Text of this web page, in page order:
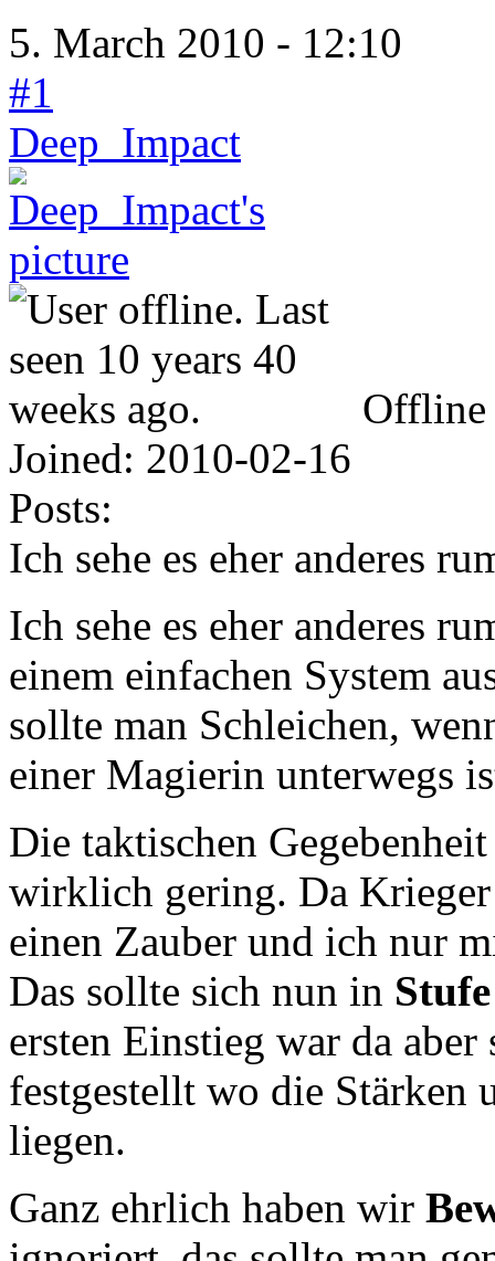
5. March 2010 - 12:10
#1
Deep_Impact
Offline
Joined: 2010-02-16
Posts:
Ich sehe es eher anderes
Ich sehe es eher anderes
einem einfachen System
sollte man Schleichen,
einer Magierin unterwegs
Die taktischen
wirklich gering. Da
einen Zauber und ich nur
Das sollte sich nun in
ersten Einstieg war da
festgestellt wo die Stärken
liegen.
Ganz ehrlich haben wir